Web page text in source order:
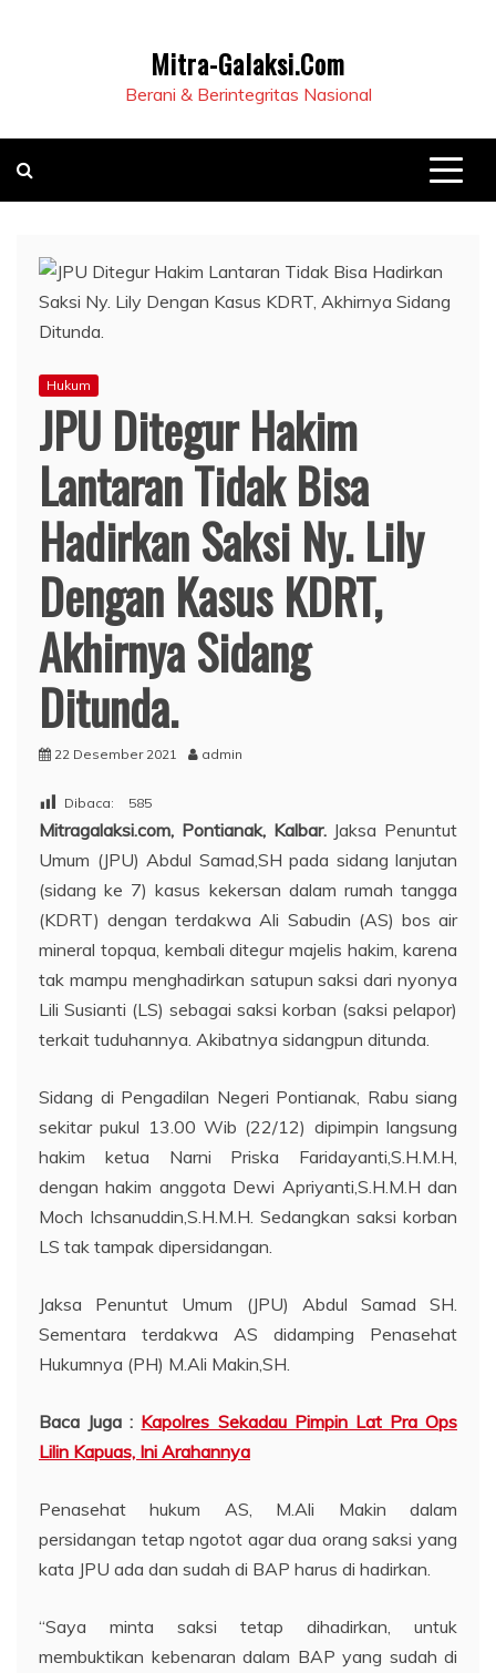
Mitra-Galaksi.Com
Berani & Berintegritas Nasional
Hukum
JPU Ditegur Hakim
Lantaran Tidak Bisa
Hadirkan Saksi Ny. Lily
Dengan Kasus KDRT,
Akhirnya Sidang
Ditunda.
22 Desember 2021 admin
Dibaca: 585
Mitragalaksi.com, Pontianak, Kalbar. Jaksa Penuntut
Umum (JPU) Abdul Samad,SH pada sidang lanjutan
(sidang ke 7) kasus kekersan dalam rumah tangga
(KDRT) dengan terdakwa Ali Sabudin (AS) bos air
mineral topqua, kembali ditegur majelis hakim, karena
tak mampu menghadirkan satupun saksi dari nyonya
Lili Susianti (LS) sebagai saksi korban (saksi pelapor)
terkait tuduhannya. Akibatnya sidangpun ditunda.
Sidang di Pengadilan Negeri Pontianak, Rabu siang
sekitar pukul 13.00 Wib (22/12) dipimpin langsung
hakim ketua Narni Priska Faridayanti,S.H.M.H,
dengan hakim anggota Dewi Apriyanti,S.H.M.H dan
Moch Ichsanuddin,S.H.M.H. Sedangkan saksi korban
LS tak tampak dipersidangan.
Jaksa Penuntut Umum (JPU) Abdul Samad SH.
Sementara terdakwa AS didamping Penasehat
Hukumnya (PH) M.Ali Makin,SH.
Baca Juga : Kapolres Sekadau Pimpin Lat Pra Ops
Lilin Kapuas, Ini Arahannya
Penasehat hukum AS, M.Ali Makin dalam
persidangan tetap ngotot agar dua orang saksi yang
kata JPU ada dan sudah di BAP harus di hadirkan.
“Saya minta saksi tetap dihadirkan, untuk
membuktikan kebenaran dalam BAP yang sudah di